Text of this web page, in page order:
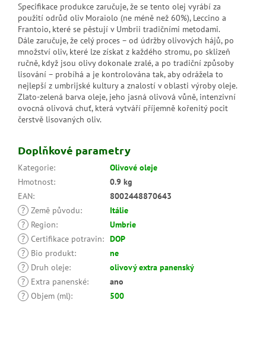
Specifikace produkce zaručuje, že se tento olej vyrábí za
použití odrůd oliv Moraiolo (ne méně než 60%), Leccino a
Frantoio, které se pěstují v Umbrii tradičními metodami.
Dále zaručuje, že celý proces – od údržby olivových hájů, po
množství oliv, které lze získat z každého stromu, po sklizeň
ručně, když jsou olivy dokonale zralé, a po tradiční způsoby
lisování – probíhá a je kontrolována tak, aby odrážela to
nejlepší z umbrijské kultury a znalostí v oblasti výroby oleje.
Zlato-zelená barva oleje, jeho jasná olivová vůně, intenzivní
ovocná olivová chuť, která vytváří příjemně kořenitý pocit
čerstvě lisovaných oliv.
Doplňkové parametry
Kategorie:
Olivové oleje
Hmotnost:
0.9 kg
EAN:
8002448870643
? Země původu:
Itálie
?
Region:
Umbrie
? Certifikace potravin: DOP
?
Bio produkt:
ne
?
Druh oleje:
olivový extra panenský
?
Extra panenské:
ano
? Objem (ml): 500